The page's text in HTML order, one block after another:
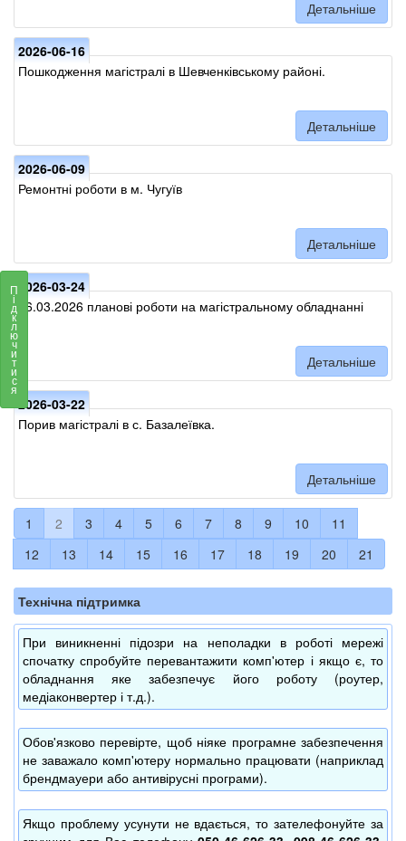
Детальніше
2026-06-16
Пошкодження магістралі в Шевченківському районі.
Детальніше
2026-06-09
Ремонтні роботи в м. Чугуїв
Детальніше
2026-03-24
26.03.2026 планові роботи на магістральному обладнанні
Детальніше
2026-03-22
Порив магістралі в с. Базалеївка.
Детальніше
1 2 3 4 5 6 7 8 9 10
11
12
13 14 15 16 17 18 19 20 21
Технічна підтримка
При виникненні підозри на неполадки в роботі мережі
спочатку спробуйте перевантажити комп'ютер і якщо є, то
обладнання яке забезпечує його роботу (роутер,
медіаконвертер і т.д.).
Обов'язково перевірте, щоб ніяке програмне забезпечення
не заважало комп'ютеру нормально працювати (наприклад
брендмауери або антивірусні програми).
Якщо проблему усунути не вдається, то зателефонуйте за
П
і
д
к
л
ю
ч
и
т
и
с
я